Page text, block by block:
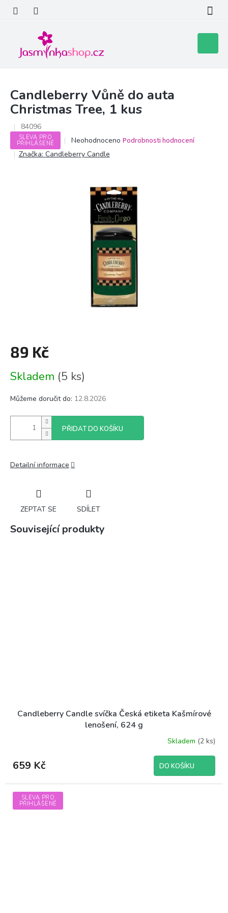
obsah
košík
Candleberry Vůně do auta
Christmas Tree, 1 kus
84096
SLEVA PRO
PŘIHLÁŠENÉ
Průměrné
hodnocení
produktu
hvězdiček.
Neohodnoceno Podrobnosti hodnocení
Značka: Candleberry Candle
89 Kč
cena:
Skladem (5 ks)
Můžeme doručit do: 12.8.2026
PŘIDAT DO KOŠÍKU
Detailní informace
ZEPTAT SE SDÍLET
Související produkty
Candleberry Candle svíčka Česká etiketa Kašmírové
lenošení, 624 g
Skladem (2 ks)
659 Kč DO KOŠÍKU
SLEVA PRO
PŘIHLÁŠENÉ